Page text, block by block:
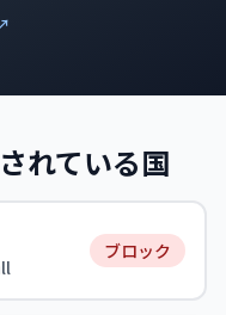
れている国
ブロック